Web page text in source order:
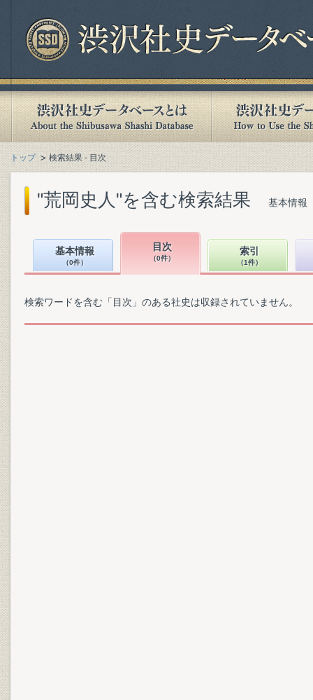
トップ 検索結果 - 目次
"荒岡史人"を含む検索結果 基本情報
基本情報
（0件）
目次
（0件）
索引
（1件）
検索ワードを含む「目次」のある社史は収録されていません。